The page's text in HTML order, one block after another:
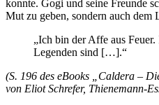
konnte. Gogi und seine Freunde
Mut zu geben, sondern auch dem
„Ich bin der Affe aus
Legenden sind […].“
(S. 196 des eBooks „Caldera –
von Eliot Schrefer, Thienemann-